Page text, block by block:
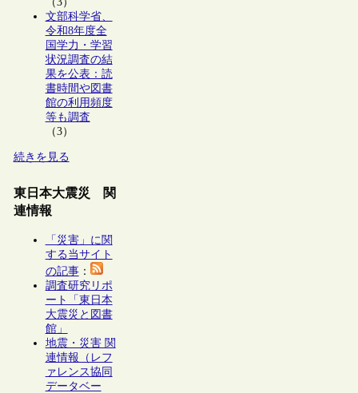
文部科学省、
令和8年度全
国学力・学習
状況調査の結
果を公表：読
書時間や図書
館の利用頻度
等も調査
（3）
続きを見る
東日本大震災 関
連情報
「災害」に関
する当サイト
の記事：
調査研究リポ
ート「東日本
大震災と図書
館」
地震・災害 関
連情報（レフ
ァレンス協同
データベー